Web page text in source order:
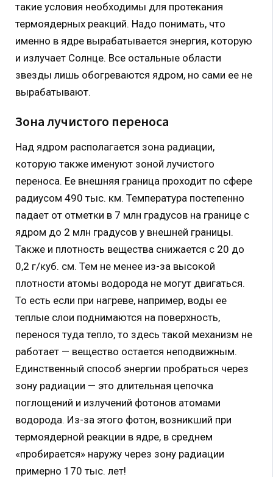
такие условия необходимы для протекания
термоядерных реакций. Надо понимать, что
именно в ядре вырабатывается энергия, которую
и излучает Солнце. Все остальные области
звезды лишь обогреваются ядром, но сами ее не
вырабатывают.
Зона лучистого переноса
Над ядром располагается зона радиации,
которую также именуют зоной лучистого
переноса. Ее внешняя граница проходит по сфере
радиусом 490 тыс. км. Температура постепенно
падает от отметки в 7 млн градусов на границе с
ядром до 2 млн градусов у внешней границы.
Также и плотность вещества снижается с 20 до
0,2 г/куб. см. Тем не менее из-за высокой
плотности атомы водорода не могут двигаться.
То есть если при нагреве, например, воды ее
теплые слои поднимаются на поверхность,
перенося туда тепло, то здесь такой механизм не
работает — вещество остается неподвижным.
Единственный способ энергии пробраться через
зону радиации — это длительная цепочка
поглощений и излучений фотонов атомами
водорода. Из-за этого фотон, возникший при
термоядерной реакции в ядре, в среднем
«пробирается» наружу через зону радиации
примерно 170 тыс. лет!